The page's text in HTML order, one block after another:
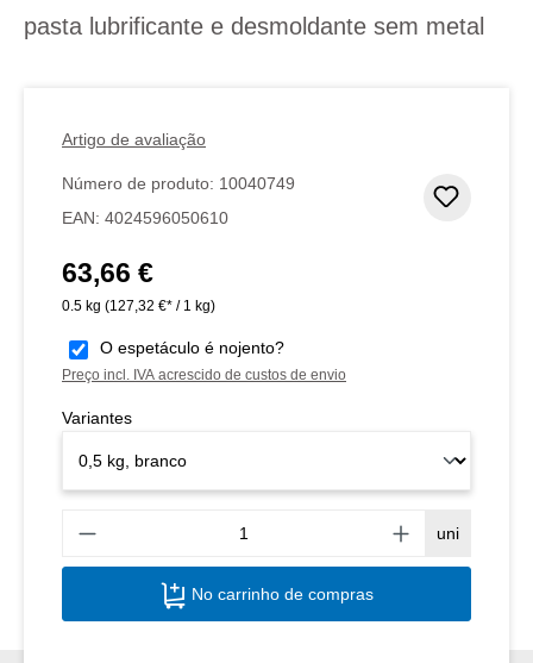
pasta lubrificante e desmoldante sem metal
Artigo de avaliação
Número de produto: 10040749
EAN: 4024596050610
Preço normal:
63,66 €
0.5 kg (127,32 €* / 1 kg)
O espetáculo é nojento?
Preço incl. IVA acrescido de custos de envio
Variantes
uni
No carrinho de compras